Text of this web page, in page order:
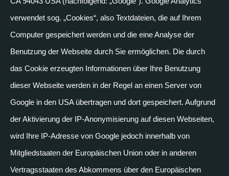
verwendet sog. „Cookies“, also Textdateien, die auf Ihrem
Computer gespeichert werden und die eine Analyse der
Benutzung der Webseite durch Sie ermöglichen. Die durch
das Cookie erzeugten Informationen über Ihre Benutzung
dieser Webseite werden in der Regel an einen Server von
Google in den USA übertragen und dort gespeichert. Aufgrund
der Aktivierung der IP-Anonymisierung auf diesen Webseiten,
wird Ihre IP-Adresse von Google jedoch innerhalb von
Mitgliedstaaten der Europäischen Union oder in anderen
Vertragsstaaten des Abkommens über den Europäischen